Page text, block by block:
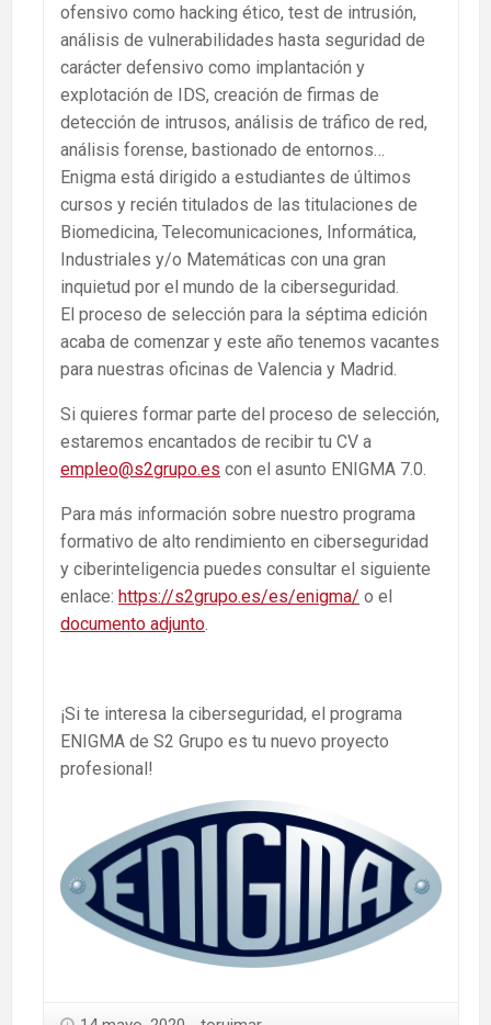
ofensivo como hacking ético, test de intrusión,
análisis de vulnerabilidades hasta seguridad de
carácter defensivo como implantación y
explotación de IDS, creación de firmas de
detección de intrusos, análisis de tráfico de red,
análisis forense, bastionado de entornos…
Enigma está dirigido a estudiantes de últimos
cursos y recién titulados de las titulaciones de
Biomedicina, Telecomunicaciones, Informática,
Industriales y/o Matemáticas con una gran
inquietud por el mundo de la ciberseguridad.
El proceso de selección para la séptima edición
acaba de comenzar y este año tenemos vacantes
para nuestras oficinas de Valencia y Madrid.
Si quieres formar parte del proceso de selección,
estaremos encantados de recibir tu CV a
empleo@s2grupo.es con el asunto ENIGMA 7.0.
Para más información sobre nuestro programa
formativo de alto rendimiento en ciberseguridad
y ciberinteligencia puedes consultar el siguiente
enlace: https://s2grupo.es/es/enigma/ o el
documento adjunto.
¡Si te interesa la ciberseguridad, el programa
ENIGMA de S2 Grupo es tu nuevo proyecto
profesional!